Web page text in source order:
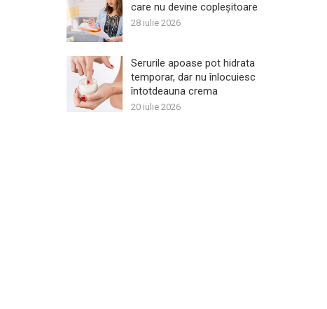
care nu devine copleșitoare
28 iulie 2026
Serurile apoase pot hidrata
temporar, dar nu înlocuiesc
întotdeauna crema
20 iulie 2026